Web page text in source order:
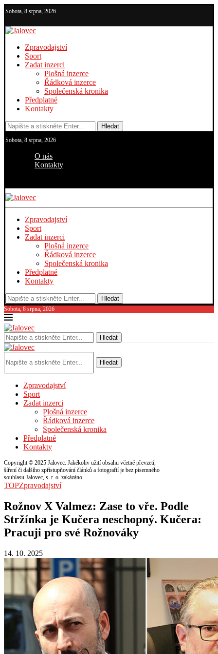
Sobota, 8 srpna, 2026
Zpravodajství
Sport
Zadat inzerci
Plošná inzerce
Řádková inzerce
Společenská kronika
Předplatné
Kontakty
Hledat
Sobota, 8 srpna, 2026
O nás
Kontakty
Zpravodajství
Sport
Zadat inzerci
Plošná inzerce
Řádková inzerce
Společenská kronika
Předplatné
Kontakty
Hledat
Sobota, 8 srpna, 2026
Hledat
Hledat
Zpravodajství
Sport
Zadat inzerci
Plošná inzerce
Řádková inzerce
Společenská kronika
Předplatné
Kontakty
Copyright © 2025 Jalovec. Jakékoliv užití obsahu včetně převzetí,
šíření či dalšího zpřístupňování článků a fotografií je bez písemného
souhlasu Jalovec, s. r. o. zakázáno.
TOPZpravodajství
Rožnov X Valmez: Zase to vře. Podle
Stržínka je Kučera neschopný. Kučera:
Pracuji pro své Rožnováky
14. 10. 2025